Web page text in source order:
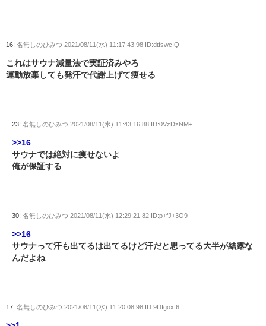
16: 名無しのひみつ 2021/08/11(水) 11:17:43.98 ID:dtfswcIQ
これはサウナ減量法で実証済みやろ
運動放棄しても発汗で代謝上げて痩せる
23: 名無しのひみつ 2021/08/11(水) 11:43:16.88 ID:0VzDzNM+
>>16
サウナでは絶対に痩せないよ
俺が保証する
30: 名無しのひみつ 2021/08/11(水) 12:29:21.82 ID:p+fJ+3O9
>>16
サウナって汗も出てるは出てるけど汗だと思ってる大半が結露な
んだよね
17: 名無しのひみつ 2021/08/11(水) 11:20:08.98 ID:9DIgoxf6